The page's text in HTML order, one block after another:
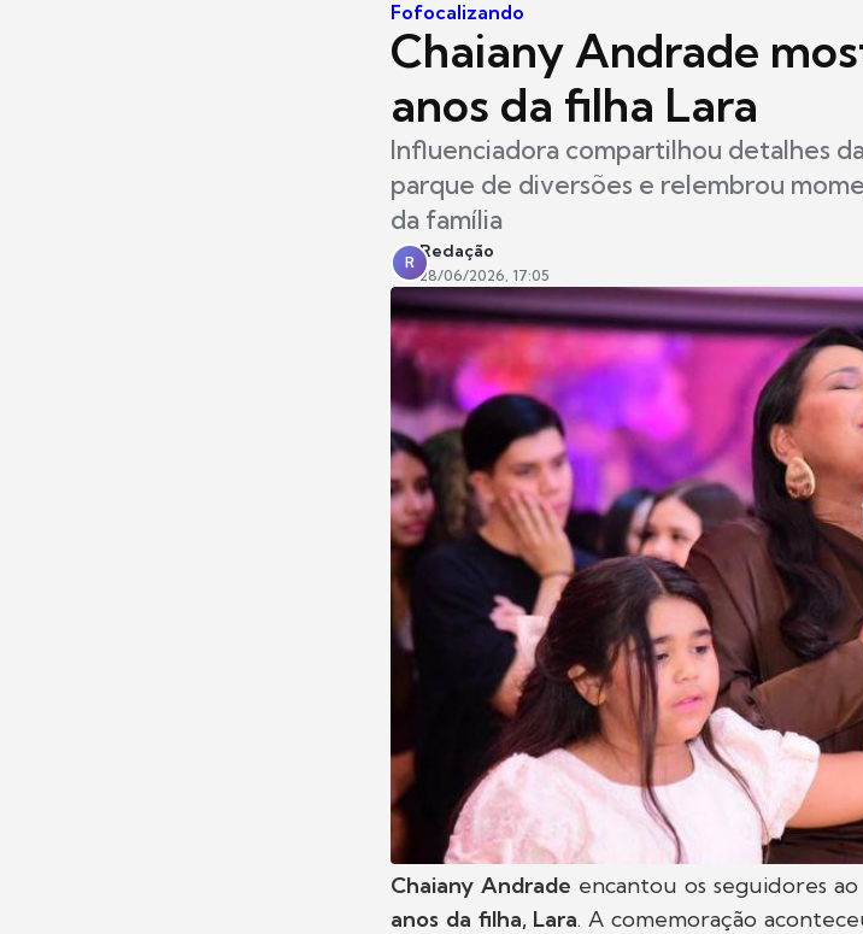
Fofocalizando
Chaiany Andrade
anos da filha Lara
Influenciadora compartilhou detalhes
parque de diversões e relembrou
da família
R
Redação
28/06/2026, 17:05
Chaiany Andrade encantou os seguidores
anos da filha, Lara. A comemoração